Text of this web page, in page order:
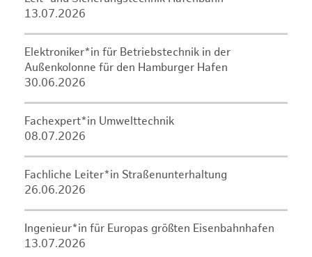
13.07.2026
Elektroniker*in für Betriebstechnik in der
Außenkolonne für den Hamburger Hafen
30.06.2026
Fachexpert*in Umwelttechnik
08.07.2026
Fachliche Leiter*in Straßenunterhaltung
26.06.2026
Ingenieur*in für Europas größten Eisenbahnhafen
13.07.2026